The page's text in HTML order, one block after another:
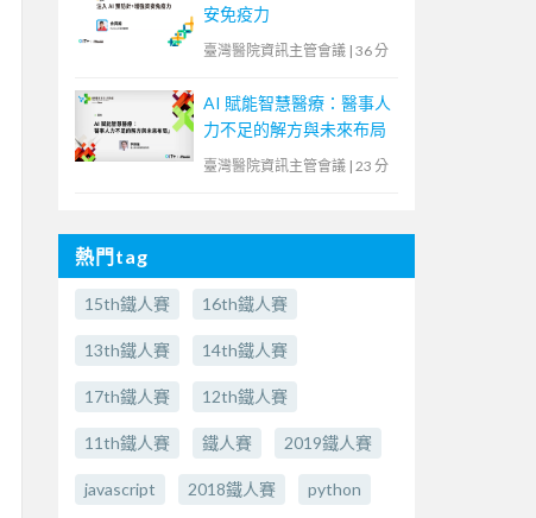
安免疫力
臺灣醫院資訊主管會議 | 36 分
AI 賦能智慧醫療：醫事人
力不足的解方與未來布局
臺灣醫院資訊主管會議 | 23 分
熱門tag
15th鐵人賽 16th鐵人賽
13th鐵人賽 14th鐵人賽
17th鐵人賽 12th鐵人賽
11th鐵人賽 鐵人賽 2019鐵人賽
javascript 2018鐵人賽 python